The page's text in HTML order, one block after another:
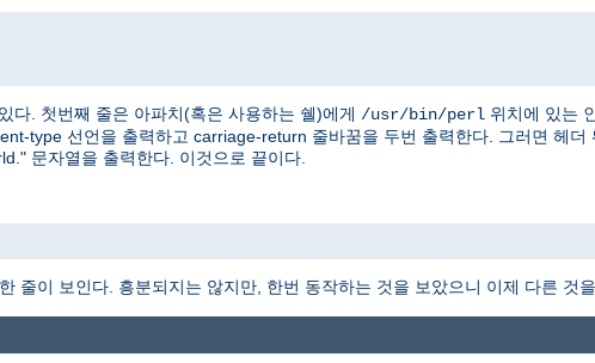
다. 첫번째 줄은 아파치(혹은 사용하는 쉘)에게 /usr/bin/perl 위치에 있는
type 선언을 출력하고 carriage-return 줄바꿈을 두번 출력한다. 그러면 헤더
문자열을 출력한다. 이것으로 끝이다.
한 줄이 보인다. 흥분되지는 않지만, 한번 동작하는 것을 보았으니 이제 다른 것